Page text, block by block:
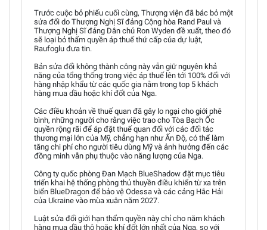
Trước cuộc bỏ phiếu cuối cùng, Thượng viện đã bác bỏ một
sửa đổi do Thượng Nghị Sĩ đảng Cộng hòa Rand Paul và
Thượng Nghị Sĩ đảng Dân chủ Ron Wyden đề xuất, theo đó
sẽ loại bỏ thẩm quyền áp thuế thứ cấp của dự luật,
Raufoglu đưa tin.
Bản sửa đổi không thành công này vẫn giữ nguyên khả
năng của tổng thống trong việc áp thuế lên tới 100% đối với
hàng nhập khẩu từ các quốc gia nằm trong top 5 khách
hàng mua dầu hoặc khí đốt của Nga.
Các điều khoản về thuế quan đã gây lo ngại cho giới phê
bình, những người cho rằng việc trao cho Tòa Bạch Ốc
quyền rộng rãi để áp đặt thuế quan đối với các đối tác
thương mại lớn của Mỹ, chẳng hạn như Ấn Độ, có thể làm
tăng chi phí cho người tiêu dùng Mỹ và ảnh hưởng đến các
đồng minh vẫn phụ thuộc vào năng lượng của Nga.
Công ty quốc phòng Đan Mạch BlueShadow đặt mục tiêu
triển khai hệ thống phòng thủ thuyền điều khiển từ xa trên
biển BlueDragon để bảo vệ Odessa và các cảng Hắc Hải
của Ukraine vào mùa xuân năm 2027.
Luật sửa đổi giới hạn thẩm quyền này chỉ cho năm khách
hàng mua dầu thô hoặc khí đốt lớn nhất của Nga, so với